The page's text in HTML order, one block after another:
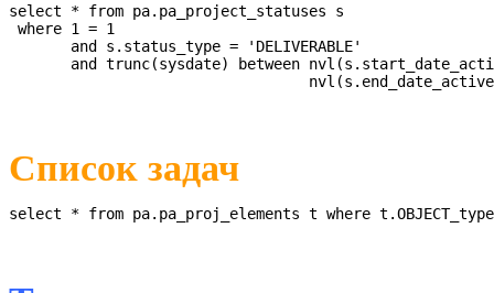
select * from pa.pa_project_statuses s
where 1 = 1
       and s.status_type = 'DELIVERABLE'
and trunc(sysdate) between
Список задач
select * from pa.pa_proj_elements t where